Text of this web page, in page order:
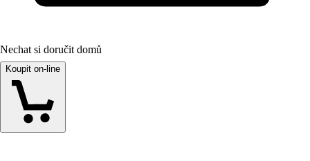
Nechat si doručit domů
Koupit on-line